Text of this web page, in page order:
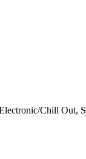
Chill Out,